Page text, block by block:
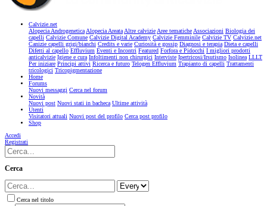
Calvizie.net
Alopecia AndrogeneticaAlopecia AreataAltre calvizieAree tematicheAssociazioni Biologia dei
capelli Calvizie Comune Calvizie Digital Academy Calvizie Femminile Calvizie TV Calvizie.net
Canizie capelli grigi/bianchi Credits e varie Curiosità e gossip Diagnosi e terapia Dieta e capelli
Difetti al capello Effluvium Eventi e Incontri Featured Forfora e Pidocchi I migliori prodotti
anticalvizie Igiene e cura Infoltimenti non chirurgici Interviste Ipertricosi/Irsutismo Isolinea LLLT
Per iniziare Principi attivi Ricerca e futuro Telogen Effluvium Trapianto di capelli Trattamenti
tricologici Tricopigmentazione
Home
Forums
Nuovi messaggi Cerca nel forum
Novità
Nuovi post Nuovi stati in bacheca Ultime attività
Utenti
Visitatori attuali Nuovi post del profilo Cerca post profilo
Shop
Accedi
Registrati
Cerca
Cerca nel titolo